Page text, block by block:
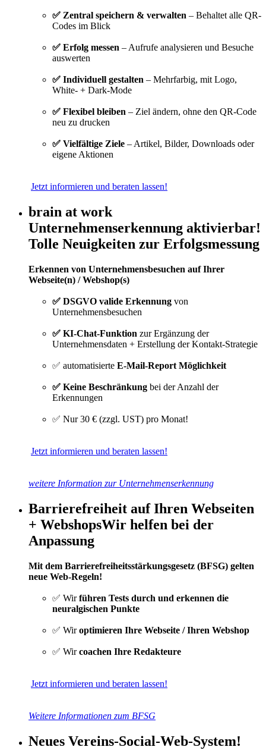
✅ Zentral speichern & verwalten – Behaltet alle QR-
Codes im Blick
✅ Erfolg messen – Aufrufe analysieren und Besuche
auswerten
✅ Individuell gestalten – Mehrfarbig, mit Logo,
White- + Dark-Mode
✅ Flexibel bleiben – Ziel ändern, ohne den QR-Code
neu zu drucken
✅ Vielfältige Ziele – Artikel, Bilder, Downloads oder
eigene Aktionen
Jetzt informieren und beraten lassen!
brain at work
Unternehmenserkennung aktivierbar!
Tolle Neuigkeiten zur Erfolgsmessung
Erkennen von Unternehmensbesuchen auf Ihrer
Webseite(n) / Webshop(s)
✅ DSGVO valide Erkennung von
Unternehmensbesuchen
✅ KI-Chat-Funktion zur Ergänzung der
Unternehmensdaten + Erstellung der Kontakt-Strategie
✅ automatisierte E-Mail-Report Möglichkeit
✅ Keine Beschränkung bei der Anzahl der
Erkennungen
✅ Nur 30 € (zzgl. UST) pro Monat!
Jetzt informieren und beraten lassen!
weitere Information zur Unternehmenserkennung
Barrierefreiheit auf Ihren Webseiten
+ WebshopsWir helfen bei der
Anpassung
Mit dem Barrierefreiheitsstärkungsgesetz (BFSG) gelten
neue Web-Regeln!
✅ Wirführen Tests durch und erkennen die
neuralgischen Punkte
✅ Wiroptimieren Ihre Webseite / Ihren Webshop
✅ Wircoachen Ihre Redakteure
Jetzt informieren und beraten lassen!
Weitere Informationen zum BFSG
Neues Vereins-Social-Web-System!